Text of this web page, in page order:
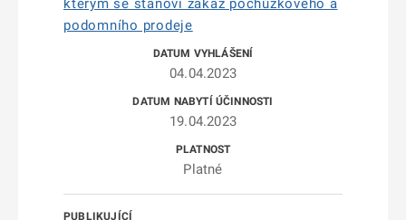
kterým se stanoví zákaz pochůzkového a
podomního prodeje
04.04.2023
19.04.2023
Platné